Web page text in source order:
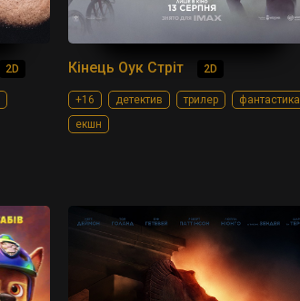
2D Кінець Оук Стріт 2D
+16 детектив трилер
фантастика
екшн